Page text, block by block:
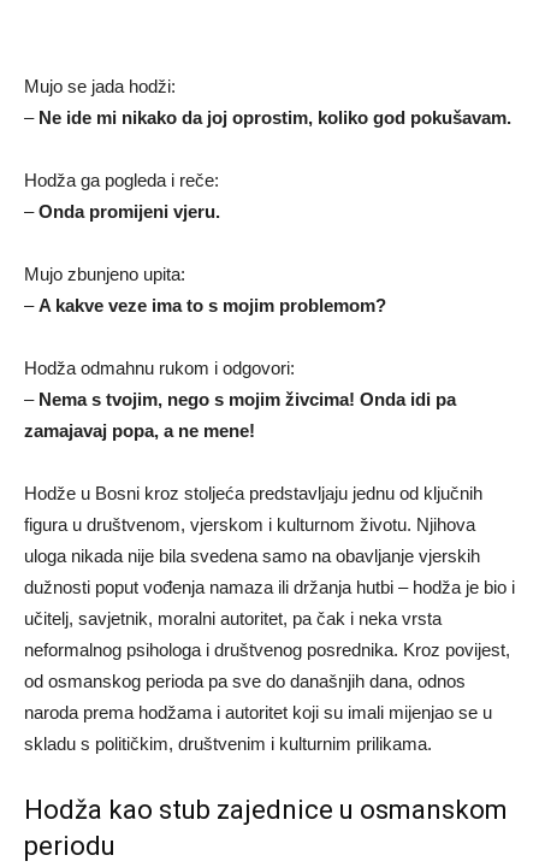
Mujo se jada hodži:
– Ne ide mi nikako da joj oprostim, koliko god pokušavam.
Hodža ga pogleda i reče:
–Onda promijeni vjeru.
Mujo zbunjeno upita:
–A kakve veze ima to s mojim problemom?
Hodža odmahnu rukom i odgovori:
– Nema s tvojim, nego s mojim živcima! Onda idi pa
zamajavaj popa, a ne mene!
Hodže u Bosni kroz stoljeća predstavljaju jednu od ključnih
figura u društvenom, vjerskom i kulturnom životu. Njihova
uloga nikada nije bila svedena samo na obavljanje vjerskih
dužnosti poput vođenja namaza ili držanja hutbi – hodža je bio i
učitelj, savjetnik, moralni autoritet, pa čak i neka vrsta
neformalnog psihologa i društvenog posrednika. Kroz povijest,
od osmanskog perioda pa sve do današnjih dana, odnos
naroda prema hodžama i autoritet koji su imali mijenjao se u
skladu s političkim, društvenim i kulturnim prilikama.
Hodža kao stub zajednice u osmanskom
periodu